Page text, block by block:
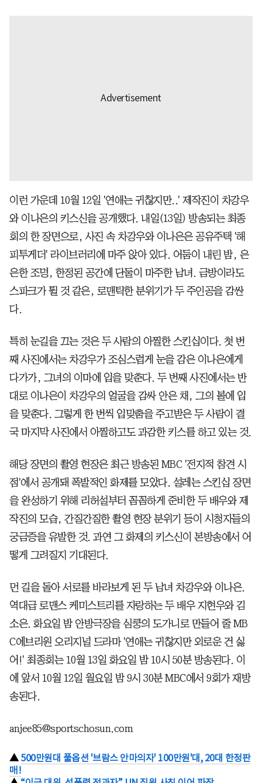
이런 가운데 10월 12일 '연애는 귀찮지만..' 제작진이 차강우
와 이나은의 키스신을 공개했다. 내일(13일) 방송되는 최종
회의 한 장면으로, 사진 속 차강우와 이나은은 공유주택 '해
피투게더' 라이브러리에 마주 앉아 있다. 어둠이 내린 밤, 은
은한 조명, 한정된 공간에 단둘이 마주한 남녀. 금방이라도
스파크가 튈 것 같은, 로맨틱한 분위기가 두 주인공을 감싼
다.
특히 눈길을 끄는 것은 두 사람의 아찔한 스킨십이다. 첫 번
째 사진에서는 차강우가 조심스럽게 눈을 감은 이나은에게
다가가, 그녀의 이마에 입을 맞춘다. 두 번째 사진에서는 반
대로 이나은이 차강우의 얼굴을 감싸 안은 채, 그의 볼에 입
을 맞춘다. 그렇게 한 번씩 입맞춤을 주고받은 두 사람이 결
국 마지막 사진에서 아찔하고도 과감한 키스를 하고 있는 것.
해당 장면의 촬영 현장은 최근 방송된 MBC '전지적 참견 시
점'에서 공개돼 폭발적인 화제를 모았다. 설레는 스킨십 장면
을 완성하기 위해 리허설부터 꼼꼼하게 준비한 두 배우와 제
작진의 모습, 간질간질한 촬영 현장 분위기 등이 시청자들의
궁금증을 유발한 것. 과연 그 화제의 키스신이 본방송에서 어
떻게 그려질지 기대된다.
먼 길을 돌아 서로를 바라보게 된 두 남녀 차강우와 이나은.
역대급 로맨스 케미스트리를 자랑하는 두 배우 지현우와 김
소은. 화요일 밤 안방극장을 심쿵의 도가니로 만들어 줄 MB
C에브리원 오리지널 드라마 '연애는 귀찮지만 외로운 건 싫
어!' 최종회는 10월 13일 화요일 밤 10시 50분 방송된다. 이
에 앞서 10월 12일 월요일 밤 9시 30분 MBC에서 9회가 재방
송된다.
anjee85@sportschosun.com
▲ 500만원대 풀옵션 '브람스 안마의자' 100만원'대, 20대 한정판
매!